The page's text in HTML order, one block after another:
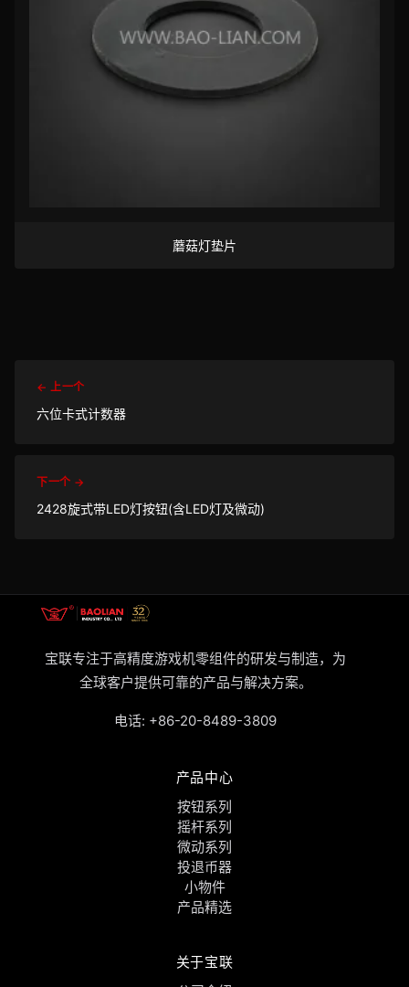
蘑菇灯垫片
← 上一个
六位卡式计数器
下一个 →
2428旋式带LED灯按钮(含LED灯及微动)
宝联专注于高精度游戏机零组件的研发与制造，为
全球客户提供可靠的产品与解决方案。
电话: +86-20-8489-3809
产品中心
按钮系列
摇杆系列
微动系列
投退币器
小物件
产品精选
关于宝联